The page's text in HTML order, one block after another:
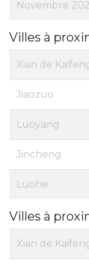
Novembre
Villes à
Xian de
Jiaozuo
Luoyang
Jincheng
Luohe
Villes à
Xian de